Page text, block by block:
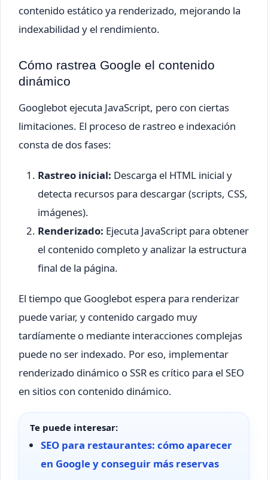
contenido estático ya renderizado, mejorando la
indexabilidad y el rendimiento.
Cómo rastrea Google el contenido
dinámico
Googlebot ejecuta JavaScript, pero con ciertas
limitaciones. El proceso de rastreo e indexación
consta de dos fases:
Rastreo inicial: Descarga el HTML inicial y
detecta recursos para descargar (scripts, CSS,
imágenes).
Renderizado: Ejecuta JavaScript para obtener
el contenido completo y analizar la estructura
final de la página.
El tiempo que Googlebot espera para renderizar
puede variar, y contenido cargado muy
tardíamente o mediante interacciones complejas
puede no ser indexado. Por eso, implementar
renderizado dinámico o SSR es crítico para el SEO
en sitios con contenido dinámico.
Te puede interesar:
SEO para restaurantes: cómo aparecer
en Google y conseguir más reservas